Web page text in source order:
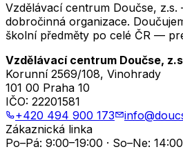
Vzdělávací centrum Doučse,
dobročinná organizace.
školní předměty po celé ČR —
Vzdělávací centrum Doučse,
Korunní 2569/108, Vinohrady
101 00 Praha 10
IČO: 22201581
+420 494 900 173
Zákaznická linka
Po–Pá: 9:00–19:00 · So–Ne: